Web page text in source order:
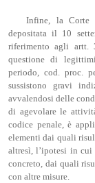
Infine, la Corte
depositata il 10
riferimento agli artt.
questione di
periodo, cod. proc.
sussistono gravi
avvalendosi delle
di agevolare le
codice penale, è
elementi dai quali
altresì, l’ipotesi in
concreto, dai quali
con altre misure.